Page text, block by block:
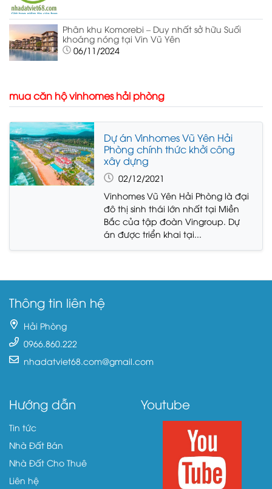
Phân khu Komorebi – Duy nhất sở hữu Suối
khoáng nóng tại Vin Vũ Yên
06/11/2024
mua căn hộ vinhomes hải phòng
Dự án Vinhomes Vũ Yên Hải
Phòng chính thức khởi công
xây dựng
02/12/2021
Vinhomes Vũ Yên Hải Phòng là đại
đô thị sinh thái lớn nhất tại Miền
Bắc của tập đoàn Vingroup. Dự
án được triển khai tại...
Thông tin liên hệ
Hải Phòng
0966.860.222
nhadatviet68.com@gmail.com
Hướng dẫn
Tin tức
Nhà Đất Bán
Nhà Đất Cho Thuê
Liên hệ
Youtube